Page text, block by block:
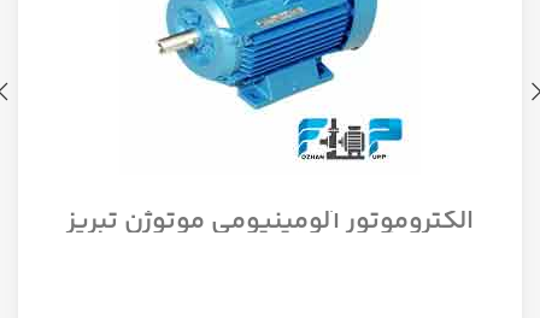
الکتروموتور آلومینیومی موتوژن تبریز
سه فاز مدل 1/12 اسب 1500 دور